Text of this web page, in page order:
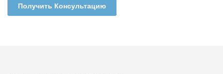
Получить Консультацию